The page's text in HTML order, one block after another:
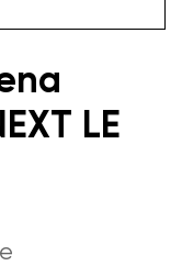
LE